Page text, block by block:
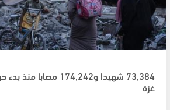
73,384 شهيدا و174,242
غزة